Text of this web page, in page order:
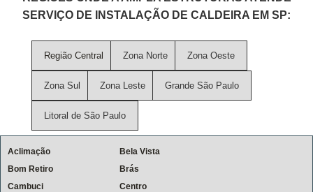
SERVIÇO DE INSTALAÇÃO DE CALDEIRA EM SP:
Região Central Zona Norte Zona Oeste
Zona Sul Zona Leste Grande São Paulo
Litoral de São Paulo
Aclimação
Bela Vista
Bom Retiro
Brás
Cambuci
Centro